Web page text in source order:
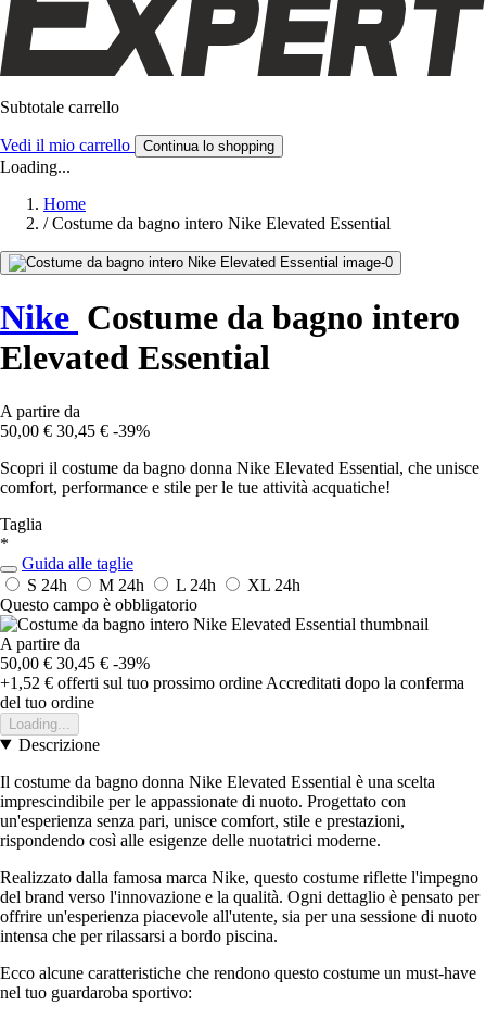
Subtotale carrello
Vedi il mio carrello Continua lo shopping
Loading...
Home
/ Costume da bagno intero Nike Elevated Essential
Nike Costume da bagno intero
Elevated Essential
A partire da
50,00 € 30,45 € -39%
Scopri il costume da bagno donna Nike Elevated Essential, che unisce
comfort, performance e stile per le tue attività acquatiche!
Taglia
*
Guida alle taglie
S 24h M 24h L 24h XL 24h
Questo campo è obbligatorio
A partire da
50,00 € 30,45 € -39%
+1,52 € offerti sul tuo prossimo ordine Accreditati dopo la conferma
del tuo ordine
Loading...
Descrizione
Il costume da bagno donna Nike Elevated Essential è una scelta
imprescindibile per le appassionate di nuoto. Progettato con
un'esperienza senza pari, unisce comfort, stile e prestazioni,
rispondendo così alle esigenze delle nuotatrici moderne.
Realizzato dalla famosa marca Nike, questo costume riflette l'impegno
del brand verso l'innovazione e la qualità. Ogni dettaglio è pensato per
offrire un'esperienza piacevole all'utente, sia per una sessione di nuoto
intensa che per rilassarsi a bordo piscina.
Ecco alcune caratteristiche che rendono questo costume un must-have
nel tuo guardaroba sportivo: